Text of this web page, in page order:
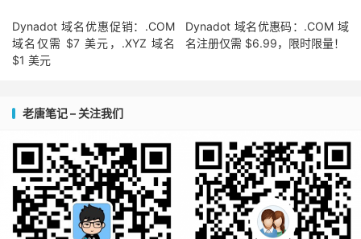
Dynadot 域名优惠促销：.COM
域名仅需 $7 美元，.XYZ 域名
$1 美元
Dynadot 域名优惠码：.COM 域
名注册仅需 $6.99，限时限量！
老唐笔记 – 关注我们